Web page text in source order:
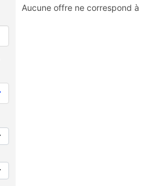
Aucune offre ne correspond